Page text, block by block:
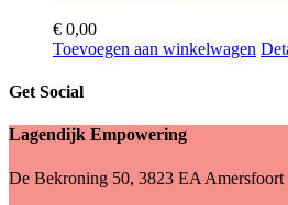
€ 0,00
Toevoegen aan winkelwagen
Get Social
Lagendijk Empowering
De Bekroning 50, 3823 EA Amersfoort